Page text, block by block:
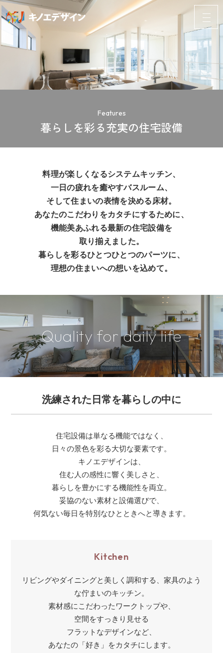
暮らしを彩る充実の住宅設備
Features
料理が楽しくなるシステムキッチン、
一日の疲れを癒やすバスルーム、
そして住まいの表情を決める床材。
あなたのこだわりをカタチにするために、
機能美あふれる最新の住宅設備を
取り揃えました。
暮らしを彩るひとつひとつのパーツに、
理想の住まいへの想いを込めて。
Quality for daily life
洗練された日常を暮らしの中に
住宅設備は単なる機能ではなく、
日々の景色を彩る大切な要素です。
キノエデザインは、
住む人の感性に響く美しさと、
暮らしを豊かにする機能性を両立。
妥協のない素材と設備選びで、
何気ない毎日を特別なひとときへと導きます。
Kitchen
リビングやダイニングと美しく調和する、家具のよう
な佇まいのキッチン。
素材感にこだわったワークトップや、
空間をすっきり見せる
フラットなデザインなど、
あなたの「好き」をカタチにします。